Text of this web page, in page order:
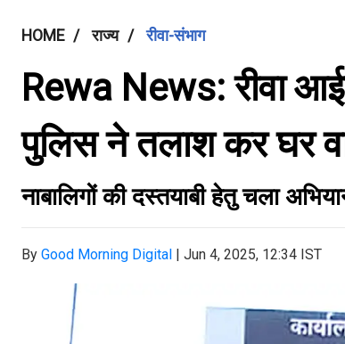
HOME राज्य रीवा-संभाग
Rewa News: रीवा
पुलिस ने तलाश कर घर
नाबालिगों की दस्तयाबी हेतु चला
By Good Morning Digital | Jun 4, 2025, 12:34 IST